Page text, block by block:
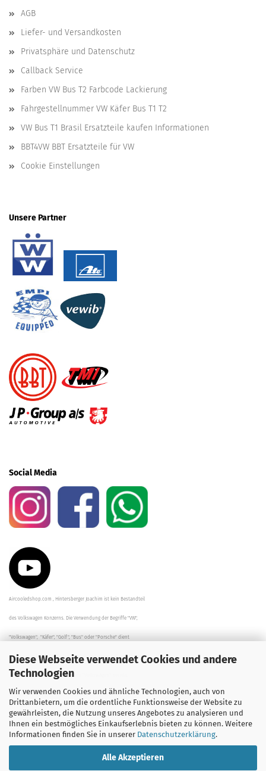
Diese Webseite verwendet Cookies und andere
Technologien
Wir verwenden Cookies und ähnliche Technologien, auch von
Drittanbietern, um die ordentliche Funktionsweise der Website zu
gewährleisten, die Nutzung unseres Angebotes zu analysieren und
Ihnen ein bestmögliches Einkaufserlebnis bieten zu können. Weitere
Informationen finden Sie in unserer Datenschutzerklärung.
Alle Akzeptieren
AGB
Liefer- und Versandkosten
Privatsphäre und Datenschutz
Callback Service
Farben VW Bus T2 Farbcode Lackierung
Fahrgestellnummer VW Käfer Bus T1 T2
VW Bus T1 Brasil Ersatzteile kaufen Informationen
BBT4VW BBT Ersatzteile für VW
Cookie Einstellungen
Unsere Partner
Social Media
Aircooledshop.com , Hintersberger Joachim ist kein Bestandteil
des Volkswagen Konzerns. Die Verwendung der Begriffe "VW",
"Volkswagen", "Käfer", "Golf", "Bus" oder "Porsche" dient
der Beschreibung der Teile und stellt in keinem Fall eine direkte
Verbindung zu dem Unternehmen "Volkswagen" her/da.
Die Beschreibungen, Zeichnungen und Angaben zur
Verwendung sind sorgfältig überprüft worden.